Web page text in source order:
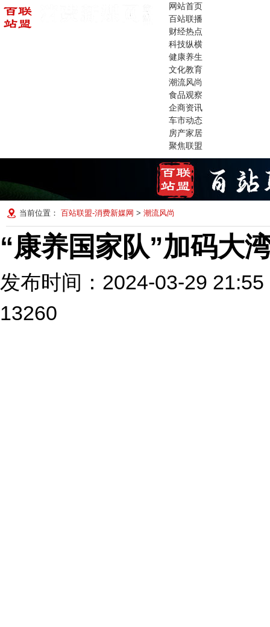
网站首页
百站联播
财经热点
科技纵横
健康养生
文化教育
潮流风尚
食品观察
企商资讯
车市动态
房产家居
聚焦联盟
当前位置： 百站联盟-消费新媒网 > 潮流风尚
“康养国家队”加码大
发布时间：2024-03-29
13260